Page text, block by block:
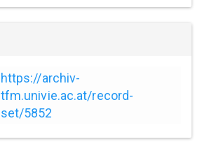
https://archiv-
tfm.univie.ac.at/record-
set/5852